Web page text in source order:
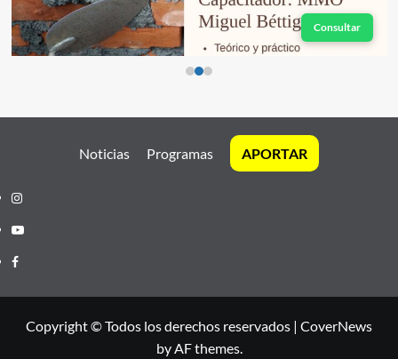
Consultar
Noticias Programas APORTAR
Instagram
Youtube
Facebook
Copyright © Todos los derechos reservados | CoverNews
by AF themes.